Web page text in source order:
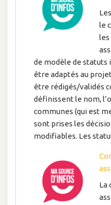
le
les
de modèle de statuts
être adaptés au
être rédigés/validés
définissent le nom,
communes (qui est
sont prises les
modifiables. Les
La